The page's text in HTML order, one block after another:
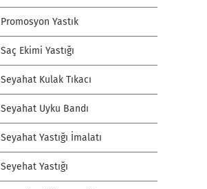
Promosyon Yastık
Saç Ekimi Yastığı
Seyahat Kulak Tıkacı
Seyahat Uyku Bandı
Seyahat Yastığı İmalatı
Seyehat Yastığı